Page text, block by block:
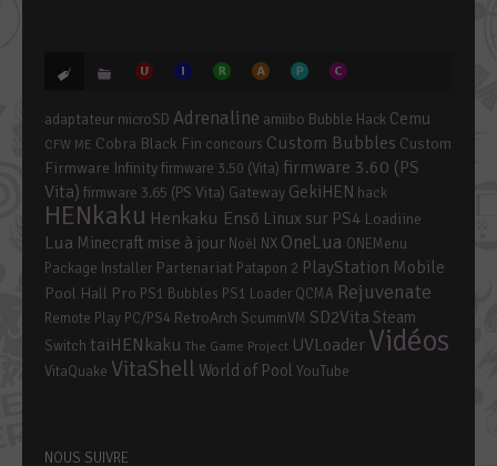
adaptateur microSD Adrenaline amiibo Bubble Hack Cemu
CFW ME Cobra Black Fin concours Custom Bubbles Custom
Firmware Infinityfirmware 3.50 (Vita) firmware 3.60 (PS
Vita) firmware 3.65 (PS Vita) Gateway GekiHEN hack
HENkaku Henkaku Ensō Linux sur PS4 Loadiine
Lua Minecraft mise à jour Noël NX OneLua ONEMenu
Package Installer Partenariat Patapon 2 PlayStation Mobile
Pool Hall Pro PS1 Bubbles PS1 Loader QCMA Rejuvenate
Remote Play PC/PS4 RetroArch ScummVM SD2Vita Steam
Switch taiHENkaku The Game Project UVLoader Vidéos
VitaQuake VitaShell World of Pool YouTube
NOUS SUIVRE